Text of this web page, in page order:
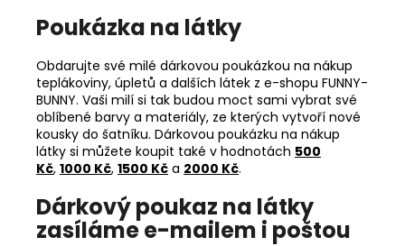
Poukázka na látky
Obdarujte své milé dárkovou poukázkou na nákup
teplákoviny, úpletů a dalších látek z e-shopu FUNNY-
BUNNY. Vaši milí si tak budou moct sami vybrat své
oblíbené barvy a materiály, ze kterých vytvoří nové
kousky do šatníku. Dárkovou poukázku na nákup
látky si můžete koupit také v hodnotách 500
Kč, 1000 Kč, 1500 Kč a 2000 Kč.
Dárkový poukaz na látky
zasíláme e-mailem i poštou